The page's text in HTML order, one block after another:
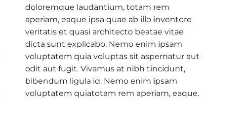
doloremque laudantium, totam rem
aperiam, eaque ipsa quae ab illo inventore
veritatis et quasi architecto beatae vitae
dicta sunt explicabo. Nemo enim ipsam
voluptatem quia voluptas sit aspernatur aut
odit aut fugit. Vivamus at nibh tincidunt,
bibendum ligula id. Nemo enim ipsam
voluptatem quiatotam rem aperiam, eaque.